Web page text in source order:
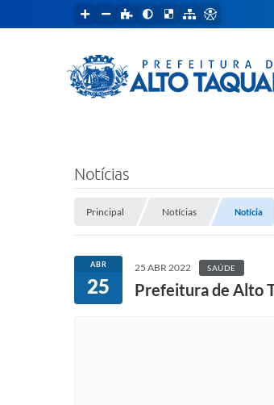
Notícias
Principal Notícias Notícia
ABR
25
25 ABR 2022 SAÚDE
Prefeitura de Alto